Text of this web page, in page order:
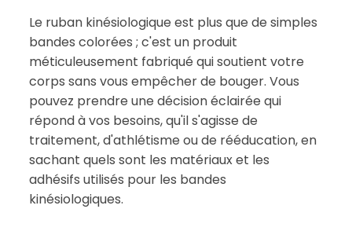
Le ruban kinésiologique est plus que de simples
bandes colorées ; c'est un produit
méticuleusement fabriqué qui soutient votre
corps sans vous empêcher de bouger. Vous
pouvez prendre une décision éclairée qui
répond à vos besoins, qu'il s'agisse de
traitement, d'athlétisme ou de rééducation, en
sachant quels sont les matériaux et les
adhésifs utilisés pour les bandes
kinésiologiques.